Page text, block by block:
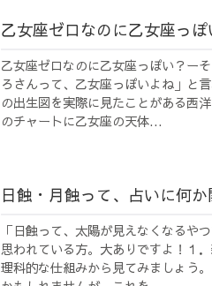
乙女座ゼロなのに乙女座っぽ
乙女座ゼロなのに乙女座っぽい？ー
ろさんって、乙女座っぽいよね」と
の出生図を実際に見たことがある西
のチャートに乙女座の天体...
日蝕・月蝕って、占いに何
「日蝕って、太陽が見えなくなる
思われている方。大ありですよ！１
理科的な仕組みから見てみましょう